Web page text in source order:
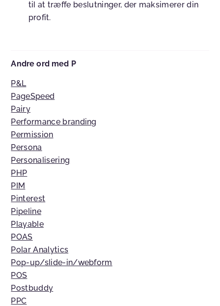
til at træffe beslutninger, der maksimerer din
profit.
Andre ord med P
P&L
PageSpeed
Pairy
Performance branding
Permission
Persona
Personalisering
PHP
PIM
Pinterest
Pipeline
Playable
POAS
Polar Analytics
Pop-up/slide-in/webform
POS
Postbuddy
PPC